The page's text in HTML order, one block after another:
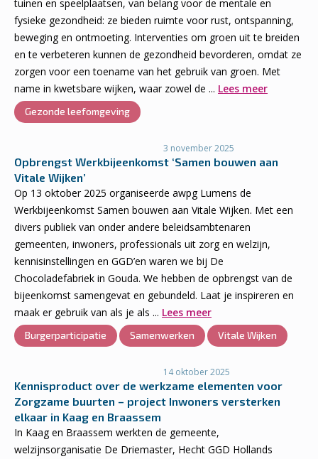
tuinen en speelplaatsen, van belang voor de mentale en
fysieke gezondheid: ze bieden ruimte voor rust, ontspanning,
beweging en ontmoeting. Interventies om groen uit te breiden
en te verbeteren kunnen de gezondheid bevorderen, omdat ze
zorgen voor een toename van het gebruik van groen. Met
name in kwetsbare wijken, waar zowel de ... Lees meer
Gezonde leefomgeving
3 november 2025
Opbrengst Werkbijeenkomst ‘Samen bouwen aan
Vitale Wijken’
Op 13 oktober 2025 organiseerde awpg Lumens de
Werkbijeenkomst Samen bouwen aan Vitale Wijken.​ Met een
divers publiek van onder andere beleidsambtenaren
gemeenten, inwoners, professionals uit zorg en welzijn,
kennisinstellingen en GGD’en waren we bij De
Chocoladefabriek in Gouda. We hebben de opbrengst van de
bijeenkomst samengevat en gebundeld. Laat je inspireren en
maak er gebruik van als je als ... Lees meer
Burgerparticipatie Samenwerken Vitale Wijken
14 oktober 2025
Kennisproduct over de werkzame elementen voor
Zorgzame buurten – project Inwoners versterken
elkaar in Kaag en Braassem
In Kaag en Braassem werkten de gemeente,
welzijnsorganisatie De Driemaster, Hecht GGD Hollands